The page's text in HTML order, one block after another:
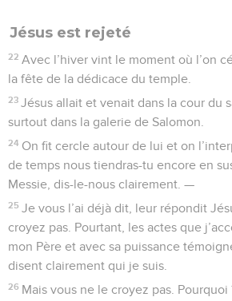
Jésus est rejeté
22 Avec l’hiver vint le moment où l’on
la fête de la dédicace du temple.
23 Jésus allait et venait dans la cour du
surtout dans la galerie de Salomon.
24 On fit cercle autour de lui et on
de temps nous tiendras-tu encore en
Messie, dis-le-nous clairement. —
25 Je vous l’ai déjà dit, leur répondit
croyez pas. Pourtant, les actes que
mon Père et avec sa puissance
disent clairement qui je suis.
26 Mais vous ne le croyez pas. Pourquoi